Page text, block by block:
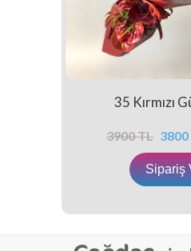
35 Kırmızı
3900 TL
Sipariş